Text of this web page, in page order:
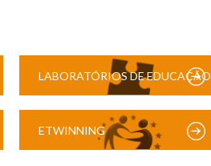
LABORATÓRIOS DE EDUCAÇÃO
ETWINNING